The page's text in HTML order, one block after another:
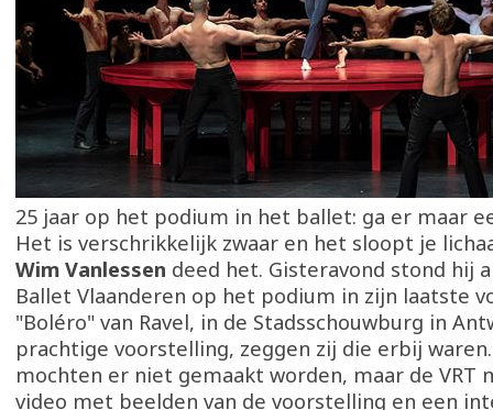
25 jaar op het podium in het ballet: ga er maar
Het is verschrikkelijk zwaar en het sloopt je
Wim Vanlessen deed het. Gisteravond stond hij
Ballet Vlaanderen op het podium in zijn laatste
"Boléro" van Ravel, in de Stadsschouwburg in
prachtige voorstelling, zeggen zij die erbij
mochten er niet gemaakt worden, maar de VRT
video met beelden van de voorstelling en een